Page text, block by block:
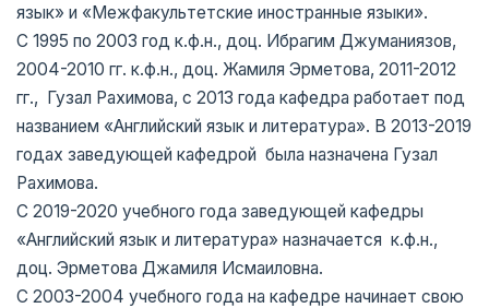
язык» и «Межфакультетские иностранные языки».
С 1995 по 2003 год к.ф.н., доц. Ибрагим Джуманиязов,
2004-2010 гг. к.ф.н., доц. Жамиля Эрметова, 2011-2012
гг., Гузал Рахимова, с 2013 года кафедра работает под
названием «Английский язык и литература». В 2013-2019
годах заведующей кафедрой была назначена Гузал
Рахимова.
С 2019-2020 учебного года заведующей кафедры
«Английский язык и литература» назначается к.ф.н.,
доц. Эрметова Джамиля Исмаиловна.
С 2003-2004 учебного года на кафедре начинает свою